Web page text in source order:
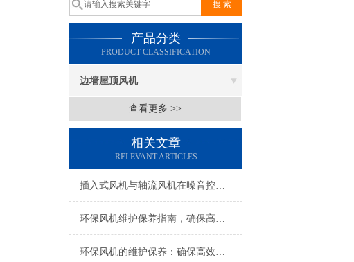
产品分类
PRODUCT CLASSIFICATION
边墙屋顶风机
查看更多 >>
相关文章
RELEVANT ARTICLES
插入式风机与轴流风机在噪音控制上有何差异？
环保风机维护保养指南，确保高效稳定运行
环保风机的维护保养：确保高效运行的关键